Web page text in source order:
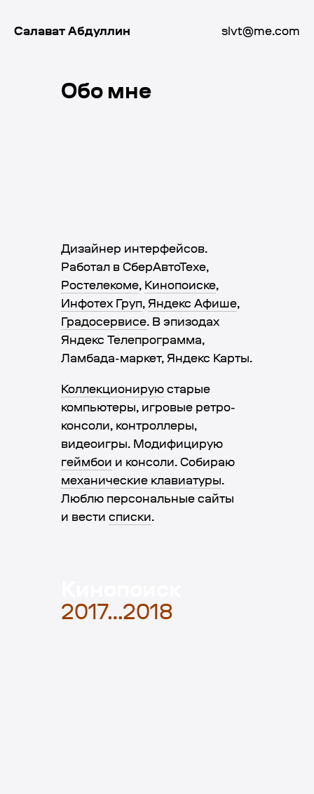
Салават Абдуллин slvt@me.com
Обо мне
Дизайнер интерфейсов.
Работал в СберАвтоТехе,
Ростелекоме, Кинопоиске,
Инфотех Груп,Яндекс Афише,
Градосервисе. В эпизодах
Яндекс Телепрограмма,
Ламбада-маркет, Яндекс Карты.
Коллекционируюстарые
компьютеры, игровые ретро-
консоли, контроллеры,
видеоигры. Модифицирую
геймбои и консоли. Собираю
механические клавиатуры.
Люблю персональные сайты
и вести списки.
2017…2018